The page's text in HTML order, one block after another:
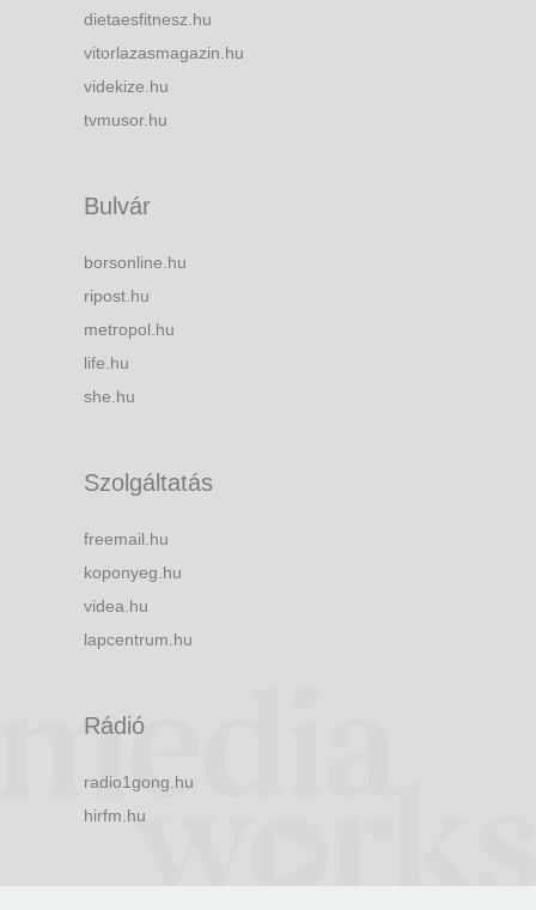
dietaesfitnesz.hu
vitorlazasmagazin.hu
videkize.hu
tvmusor.hu
Bulvár
borsonline.hu
ripost.hu
metropol.hu
life.hu
she.hu
Szolgáltatás
freemail.hu
koponyeg.hu
videa.hu
lapcentrum.hu
Rádió
radio1gong.hu
hirfm.hu